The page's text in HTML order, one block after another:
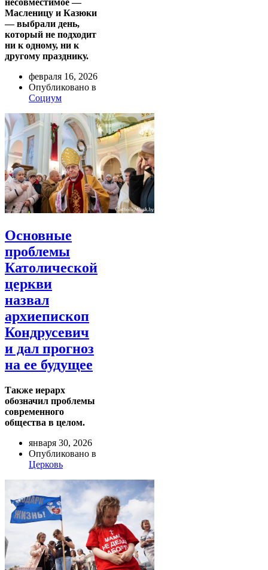
несовместимое —
Масленицу и Казюки
— выбрали день,
который не подходит
ни к одному, ни к
другому празднику.
февраля 16, 2026
Опубликовано в
Социум
Основные
проблемы
Католической
церкви
назвал
архиепископ
Кондрусевич
и дал прогноз
на ее будущее
Также иерарх
обозначил проблемы
современного
общества в целом.
января 30, 2026
Опубликовано в
Церковь